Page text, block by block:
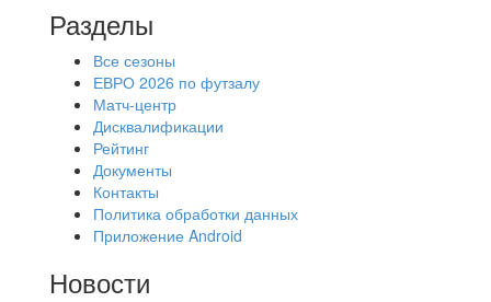
Разделы
Все сезоны
ЕВРО 2026 по футзалу
Матч-центр
Дисквалификации
Рейтинг
Документы
Контакты
Политика обработки данных
Приложение Android
Новости